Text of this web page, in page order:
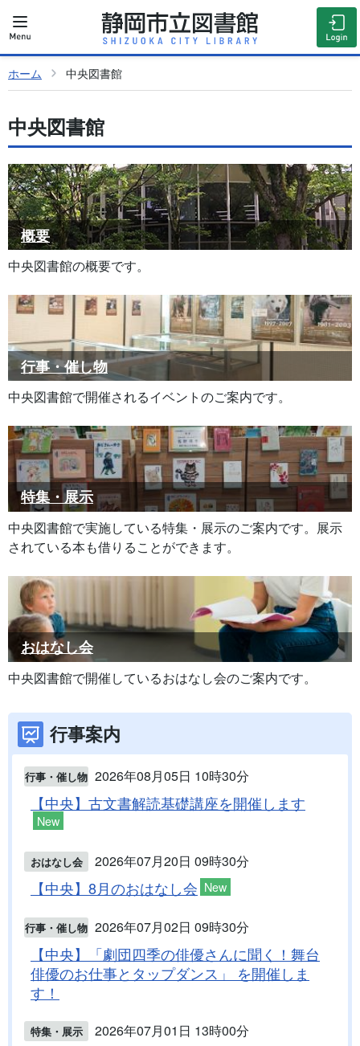
ホーム 中央図書館
中央図書館
概要
中央図書館の概要です。
行事・催し物
中央図書館で開催されるイベントのご案内です。
特集・展示
中央図書館で実施している特集・展示のご案内です。展示
されている本も借りることができます。
おはなし会
中央図書館で開催しているおはなし会のご案内です。
行事案内
行事・催し物 2026年08月05日 10時30分
【中央】古文書解読基礎講座を開催します
New
おはなし会 2026年07月20日 09時30分
【中央】8月のおはなし会 New
行事・催し物 2026年07月02日 09時30分
【中央】「劇団四季の俳優さんに聞く！舞台
俳優のお仕事とタップダンス」 を開催しま
す！
特集・展示 2026年07月01日 13時00分